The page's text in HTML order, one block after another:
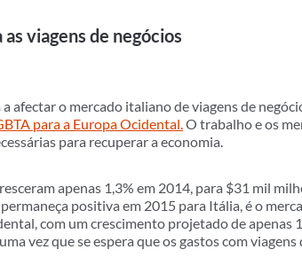
viagens de negócios
afectar o mercado italiano de viagens de
para a Europa Ocidental.O trabalho e os
para recuperar a economia.
apenas 1,3% em 2014, para $31 mil
positiva em 2015 para Itália, é o
com um crescimento projetado de apenas
vez que se espera que os gastos com